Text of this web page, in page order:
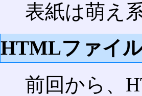
表紙は萌え
HTMLファイ
前回から、